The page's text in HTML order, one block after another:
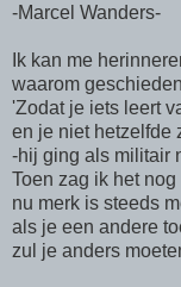
-Marcel Wanders-
Ik kan me
waarom
'Zodat je iets leert
en je niet hetzelfde
-hij ging als militair
Toen zag ik het nog
nu merk is steeds
als je een andere
zul je anders